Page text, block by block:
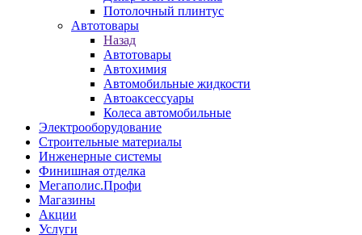
Потолочный плинтус
Автотовары
Назад
Автотовары
Автохимия
Автомобильные жидкости
Автоаксессуары
Колеса автомобильные
Электрооборудование
Строительные материалы
Инженерные системы
Финишная отделка
Мегаполис.Профи
Магазины
Акции
Услуги